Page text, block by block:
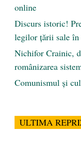
online
Discurs istoric!
legilor țării sale în
Nichifor Crainic,
românizarea
Comunismul şi
ULTIMA